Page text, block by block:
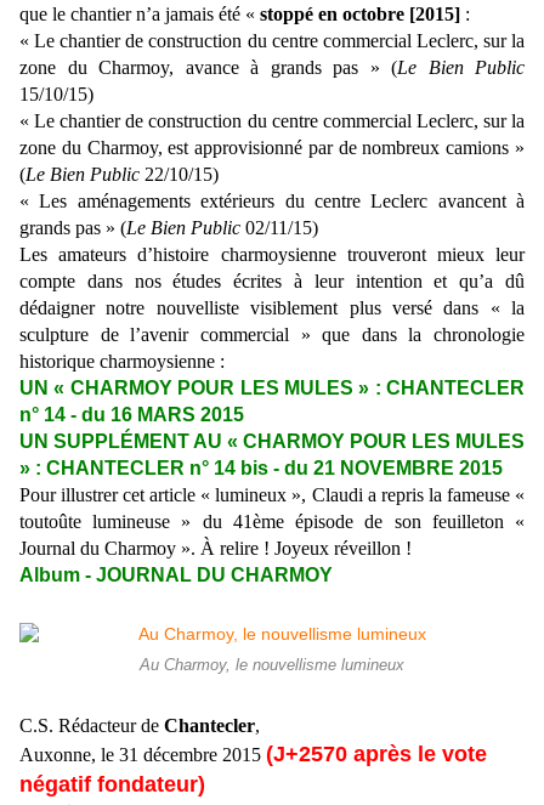
que le chantier n’a jamais été « stoppé en octobre [2015] :
« Le chantier de construction du centre commercial Leclerc, sur la
zone du Charmoy, avance à grands pas » (Le Bien Public
15/10/15)
« Le chantier de construction du centre commercial Leclerc, sur la
zone du Charmoy, est approvisionné par de nombreux camions »
(Le Bien Public 22/10/15)
« Les aménagements extérieurs du centre Leclerc avancent à
grands pas » (Le Bien Public 02/11/15)
Les amateurs d’histoire charmoysienne trouveront mieux leur
compte dans nos études écrites à leur intention et qu’a dû
dédaigner notre nouvelliste visiblement plus versé dans « la
sculpture de l’avenir commercial » que dans la chronologie
historique charmoysienne :
UN « CHARMOY POUR LES MULES » : CHANTECLER
n° 14 - du 16 MARS 2015
UN SUPPLÉMENT AU « CHARMOY POUR LES MULES
» : CHANTECLER n° 14 bis - du 21 NOVEMBRE 2015
Pour illustrer cet article « lumineux », Claudi a repris la fameuse «
toutoûte lumineuse » du 41ème épisode de son feuilleton «
Journal du Charmoy ». À relire ! Joyeux réveillon !
Album - JOURNAL DU CHARMOY
Au Charmoy, le nouvellisme lumineux
C.S. Rédacteur de Chantecler,
Auxonne, le 31 décembre 2015 (J+2570 après le vote
négatif fondateur)